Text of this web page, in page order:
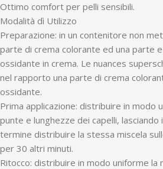
Ottimo comfort per pelli sensibili.
Modalità dì Utilizzo
Preparazione: in un contenitore non
parte di crema colorante ed una parte
ossidante in crema. Le nuances
nel rapporto una parte di crema
ossidante.
Prima applicazione: distribuire in modo
punte e lunghezze dei capelli, lasciando
termine distribuire la stessa miscela
per 30 altri minuti.
Ritocco: distribuire in modo uniforme la